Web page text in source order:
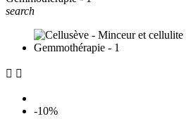
search
 
-10%